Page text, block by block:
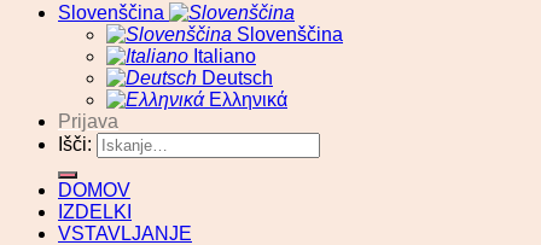
Slovenščina
Slovenščina
Italiano
Deutsch
Ελληνικά
Prijava
Išči:
DOMOV
IZDELKI
VSTAVLJANJE